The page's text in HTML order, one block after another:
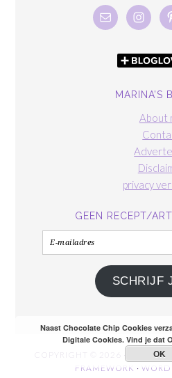
MARINA’S
About
privacy
GEEN RECEPT/
E-
mailadres
SCHRIJF
COPYRIGHT © 2026 · FOODIE
FRAMEWORK ·
Naast Chocolate Chip Cookies
Digitale Cookies. Vind je dat
OK